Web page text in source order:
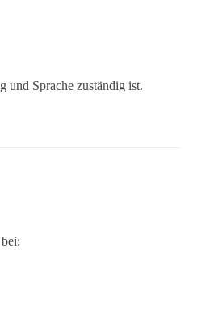
und Sprache zuständig ist.